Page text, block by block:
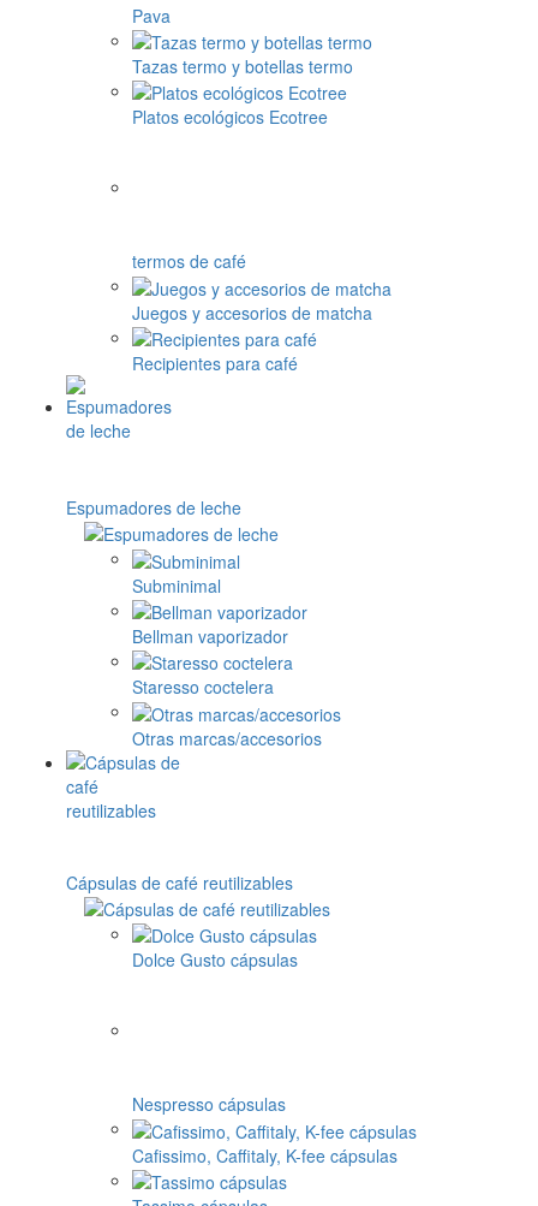
Pava
Tazas termo y botellas termo
Platos ecológicos Ecotree
termos de café
Juegos y accesorios de matcha
Recipientes para café
Espumadores de leche
Subminimal
Bellman vaporizador
Staresso coctelera
Otras marcas/accesorios
Cápsulas de café reutilizables
Dolce Gusto cápsulas
Nespresso cápsulas
Cafissimo, Caffitaly, K-fee cápsulas